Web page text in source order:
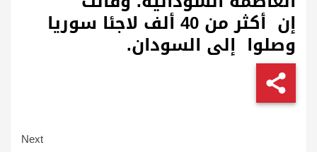
إن أكثر من 40 ألف لاجئا سوريا
وصلوا إلى السودان.
Next